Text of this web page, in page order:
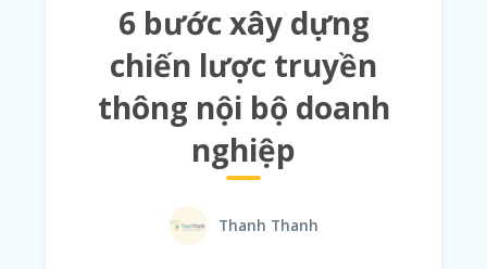
6 bước xây dựng
chiến lược truyền
thông nội bộ doanh
nghiệp
Thanh Thanh